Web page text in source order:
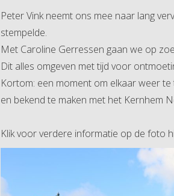
Peter Vink neemt ons mee naar lang
stempelde.
Met Caroline Gerressen gaan we op
Dit alles omgeven met tijd voor
Kortom: een moment om elkaar weer
en bekend te maken met het Kernhem
Klik voor verdere informatie op de foto